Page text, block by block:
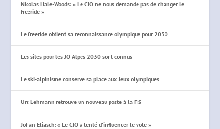
Nicolas Hale-Woods: « Le CIO ne nous demande pas de changer le
freeride »
Le freeride obtient sa reconnaissance olympique pour 2030
Les sites pour les JO Alpes 2030 sont connus
Le ski-alpinisme conserve sa place aux Jeux olympiques
Urs Lehmann retrouve un nouveau poste à la FIS
Johan Eliasch: « Le CIO a tenté d’influencer le vote »